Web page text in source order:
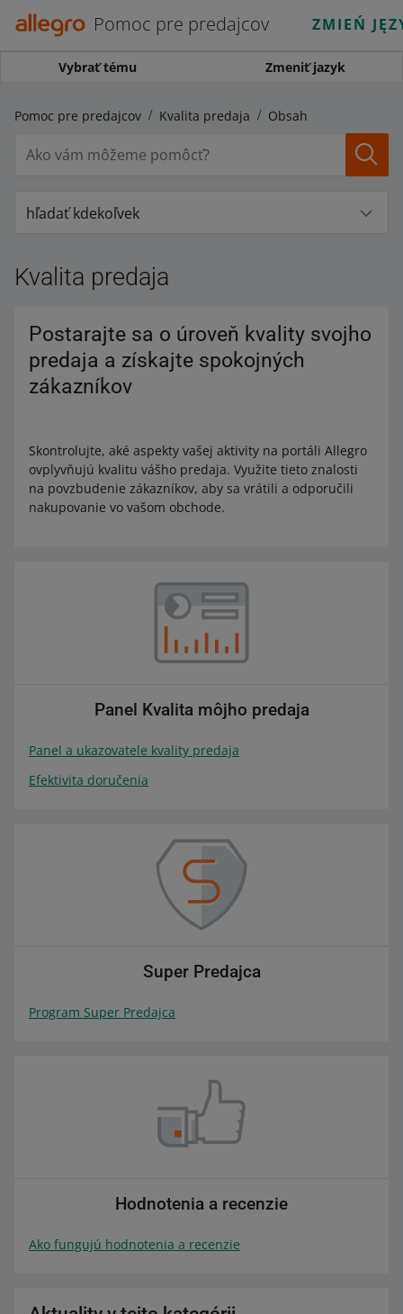
Pomoc pre predajcov ZMIEŃ
Vybrať tému Zmeniť jazyk
Pomoc pre predajcov Kvalita predaja Obsah
hľadať kdekoľvek
Kvalita predaja
Postarajte sa o úroveň kvality svojho
predaja a získajte spokojných
zákazníkov
Skontrolujte, aké aspekty vašej aktivity na portáli Allegro
ovplyvňujú kvalitu vášho predaja. Využite tieto znalosti
na povzbudenie zákazníkov, aby sa vrátili a odporučili
nakupovanie vo vašom obchode.
Panel Kvalita môjho predaja
Panel a ukazovatele kvality predaja
Efektivita doručenia
Super Predajca
Program Super Predajca
Hodnotenia a recenzie
Ako fungujú hodnotenia a recenzie